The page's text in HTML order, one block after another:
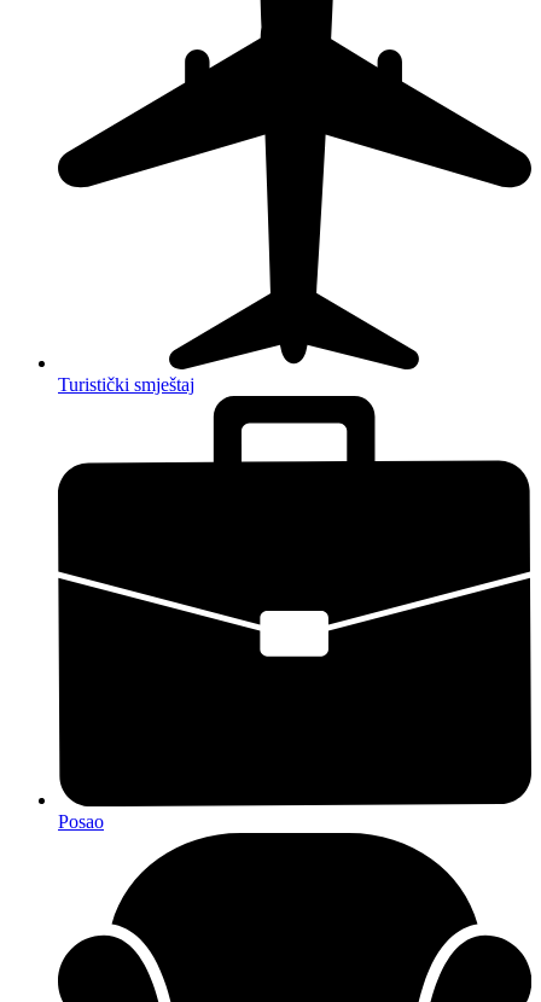
Turistički smještaj
Posao